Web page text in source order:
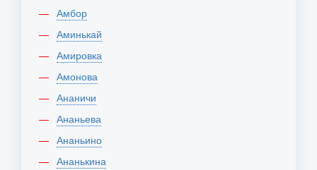
Амбор
Аминькай
Амировка
Амонова
Ананичи
Ананьева
Ананьино
Ананькина